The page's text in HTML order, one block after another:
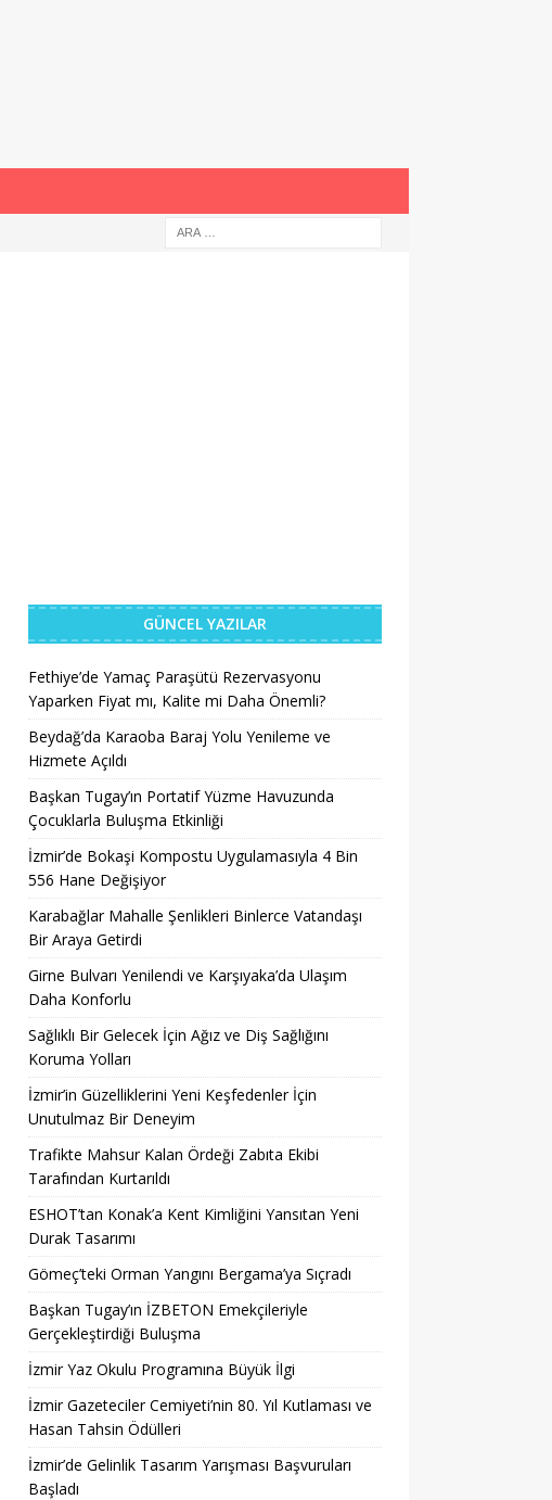
GÜNCEL YAZILAR
Fethiye’de Yamaç Paraşütü Rezervasyonu
Yaparken Fiyat mı, Kalite mi Daha Önemli?
Beydağ’da Karaoba Baraj Yolu Yenileme ve
Hizmete Açıldı
Başkan Tugay’ın Portatif Yüzme Havuzunda
Çocuklarla Buluşma Etkinliği
İzmir’de Bokaşi Kompostu Uygulamasıyla 4 Bin
556 Hane Değişiyor
Karabağlar Mahalle Şenlikleri Binlerce Vatandaşı
Bir Araya Getirdi
Girne Bulvarı Yenilendi ve Karşıyaka’da Ulaşım
Daha Konforlu
Sağlıklı Bir Gelecek İçin Ağız ve Diş Sağlığını
Koruma Yolları
İzmir’in Güzelliklerini Yeni Keşfedenler İçin
Unutulmaz Bir Deneyim
Trafikte Mahsur Kalan Ördeği Zabıta Ekibi
Tarafından Kurtarıldı
ESHOT’tan Konak’a Kent Kimliğini Yansıtan Yeni
Durak Tasarımı
Gömeç’teki Orman Yangını Bergama’ya Sıçradı
Başkan Tugay’ın İZBETON Emekçileriyle
Gerçekleştirdiği Buluşma
İzmir Yaz Okulu Programına Büyük İlgi
İzmir Gazeteciler Cemiyeti’nin 80. Yıl Kutlaması ve
Hasan Tahsin Ödülleri
İzmir’de Gelinlik Tasarım Yarışması Başvuruları
Başladı